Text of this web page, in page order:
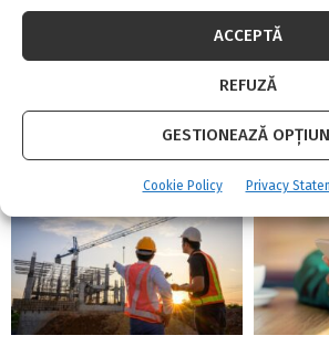
ACCEPTĂ
REFUZĂ
GESTIONEAZĂ
Cookie Policy Privacy
Există aparate anti-gândaci și
bune?!
Înainte de toate trebuie să subliniem ca un